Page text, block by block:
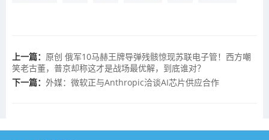
上一篇： 原创 俄军10马赫王牌导弹残骸惊现苏联电子管！西方嘲
笑老古董，普京却称这才是战场最优解，到底谁对？
下一篇： 外媒：微软正与Anthropic洽谈AI芯片供应合作